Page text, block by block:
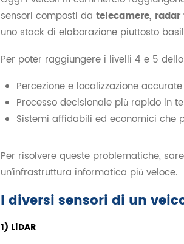
sensori composti da telecamere, radar
uno stack di elaborazione piuttosto
Per poter raggiungere i livelli 4 e 5
Percezione e localizzazione
Processo decisionale più rapido in
Sistemi affidabili ed economici che
Per risolvere queste problematiche,
un’infrastruttura informatica più veloce.
I diversi sensori di un
1) LiDAR